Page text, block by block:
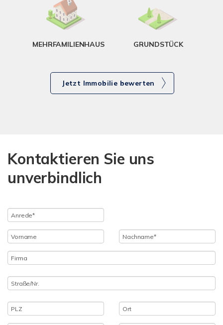
MEHRFAMILIENHAUS GRUNDSTÜCK
Jetzt Immobilie bewerten
Kontaktieren Sie uns
unverbindlich